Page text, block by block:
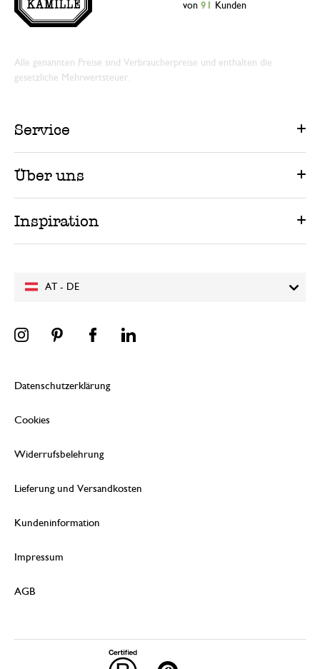
AT - DE
von 91 Kunden
Alle genannten Preise sind Verbraucherpreise und enthalten die
gesetzliche Mehrwertsteuer.
Service
Über uns
Inspiration
Datenschutzerklärung
Cookies
Widerrufsbelehrung
Lieferung und Versandkosten
Kundeninformation
Impressum
AGB